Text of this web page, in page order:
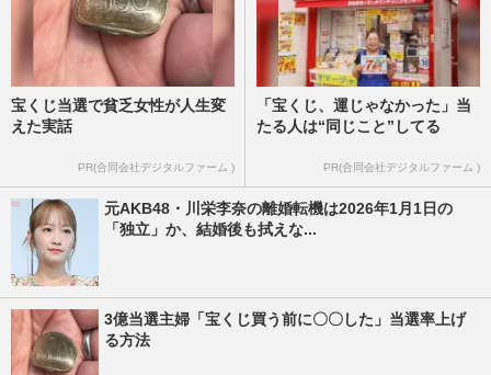
宝くじ当選で貧乏女性が人生変
えた実話
PR(合同会社デジタルファーム )
「宝くじ、運じゃなかった」当
たる人は“同じこと”してる
PR(合同会社デジタルファーム )
元AKB48・川栄李奈の離婚転機は2026年1月1日の
「独立」か、結婚後も拭えな...
3億当選主婦「宝くじ買う前に〇〇した」当選率上げ
る方法